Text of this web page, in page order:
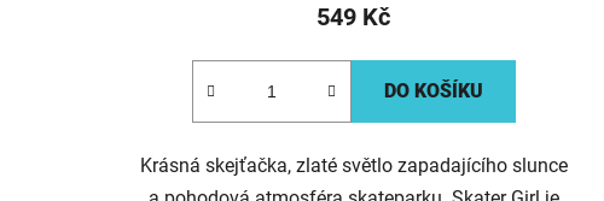
549 Kč
DO KOŠÍKU
Krásná skejťačka, zlaté světlo zapadajícího slunce